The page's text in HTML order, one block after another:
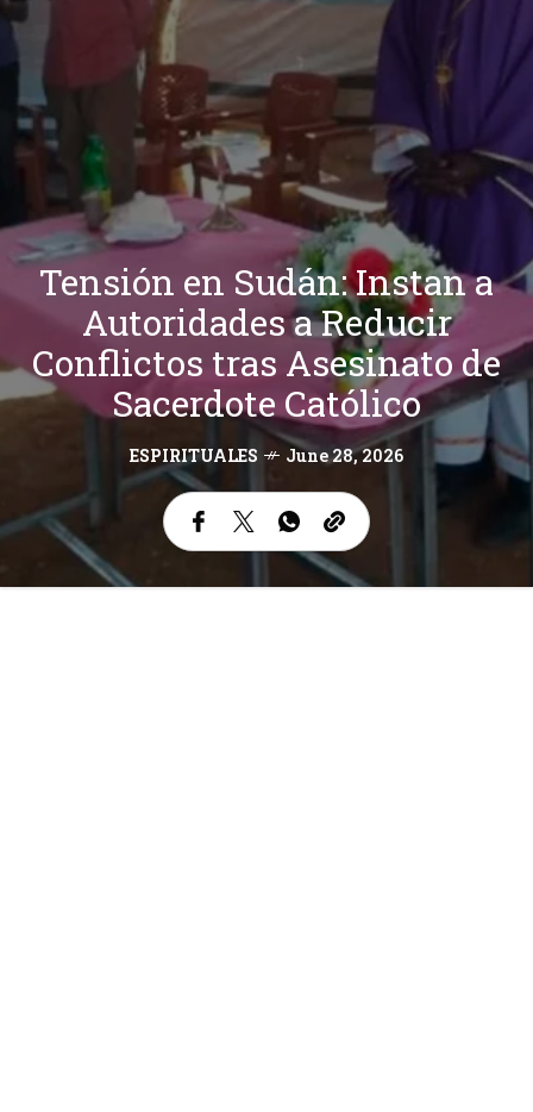
Tensión en Sudán: Instan a
Autoridades a Reducir
Conflictos tras Asesinato de
Sacerdote Católico
ESPIRITUALES June 28, 2026